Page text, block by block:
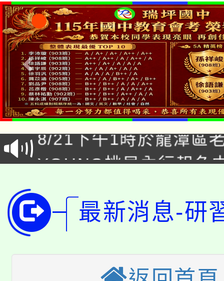
「本色祭」8/29、30在
場熱烈登場!
8/21下午1時於龍潭區
徵才活動。
YOUNG桃局內行報名
開!
115年桃園市運動會8/
田徑場及游泳池舉行。
桃園市低收入戶享有免
視費優惠，中低收入戶
大園自造教育及科技中
最新消息-研